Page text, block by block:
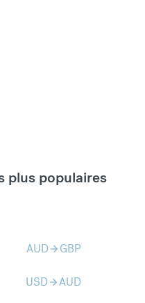
plus populaires
AUDarrow_forward GBP
USDarrow_forwardAUD